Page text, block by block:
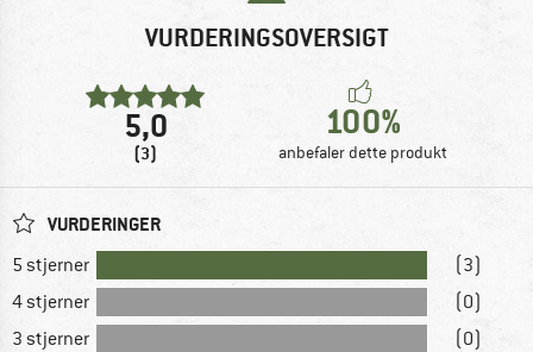
VURDERINGSOVERSIGT
5,0
(3)
100%
anbefaler dette produkt
VURDERINGER
5 stjerner
(3)
4 stjerner
(0)
3 stjerner
(0)